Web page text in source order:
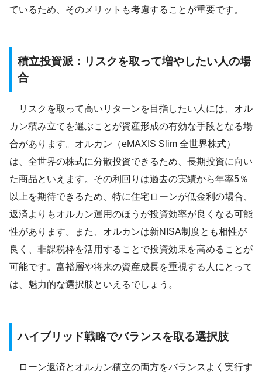
ているため、そのメリットも考慮することが重要です。
積立投資派：リスクを取って増やしたい人の場
合
リスクを取って高いリターンを目指したい人には、オル
カン積み立てを選ぶことが資産形成の有効な手段となる場
合があります。オルカン（eMAXIS Slim 全世界株式）
は、全世界の株式に分散投資できるため、長期投資に向い
た商品といえます。その利回りは過去の実績から年率5％
以上を期待できるため、特に住宅ローンが低金利の場合、
返済よりもオルカン運用のほうが投資効率が良くなる可能
性があります。また、オルカンは新NISA制度とも相性が
良く、非課税枠を活用することで投資効果を高めることが
可能です。富裕層や将来の資産成長を重視する人にとって
は、魅力的な選択肢といえるでしょう。
ハイブリッド戦略でバランスを取る選択肢
ローン返済とオルカン積立の両方をバランスよく実行す